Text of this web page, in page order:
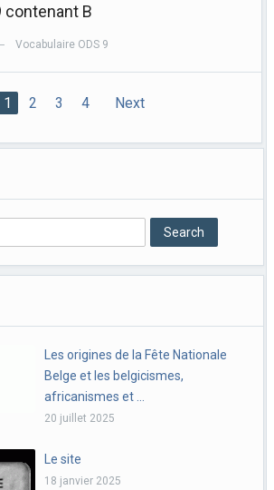
contenant B
Vocabulaire ODS 9
1 2 3 4 Next
Les origines de la Fête Nationale
Belge et les belgicismes,
africanismes et …
20 juillet 2025
Le site
18 janvier 2025